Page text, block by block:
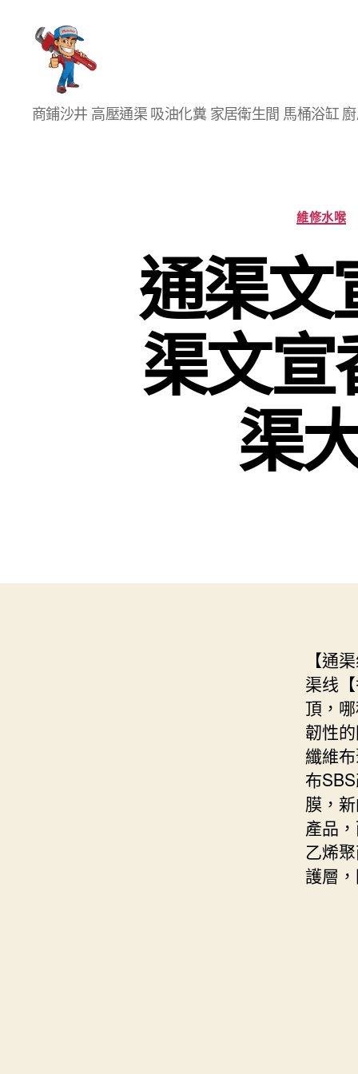
香
港
商鋪沙井 高壓通渠 吸油化糞 家居衛生間 馬桶浴缸
維修水喉
通渠文
渠文
渠
【通
渠线
頂，
韌性
纖維
布
膜，
產品
乙烯
護層